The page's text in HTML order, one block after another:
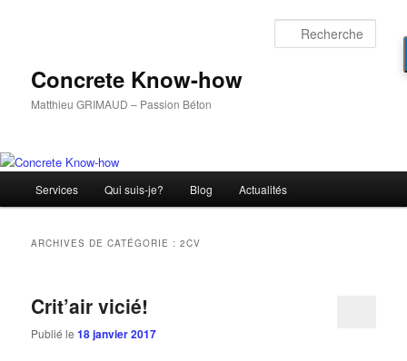
Concrete Know-how
Matthieu GRIMAUD – Passion Béton
principal
Services Qui suis-je? Blog Actualités
ARCHIVES DE CATÉGORIE :2CV
Crit’air vicié!
Publié le18 janvier 2017